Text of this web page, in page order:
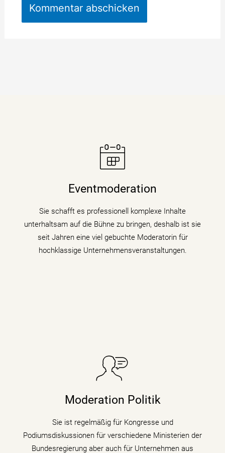
Eventmoderation
Sie schafft es professionell komplexe Inhalte
unterhaltsam auf die Bühne zu bringen, deshalb ist sie
seit Jahren eine viel gebuchte Moderatorin für
hochklassige Unternehmensveranstaltungen.
Moderatorin Christiane Stein verbindet charmant und
unterhaltsam Nachrichtenkompetenz mit den Themen
mehr erfahren
Moderation Politik
Sie ist regelmäßig für Kongresse und
Podiumsdiskussionen für verschiedene Ministerien der
Bundesregierung aber auch für Unternehmen aus
Sie taucht in Podiumsdiskussionen, Symposien und
Moderatorin die digitale Transformation indem sie den
mehr erfahren